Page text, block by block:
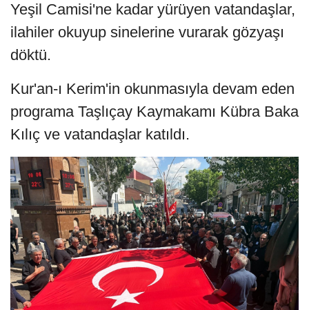
Yeşil Camisi'ne kadar yürüyen vatandaşlar,
ilahiler okuyup sinelerine vurarak gözyaşı
döktü.
Kur'an-ı Kerim'in okunmasıyla devam eden
programa Taşlıçay Kaymakamı Kübra Baka
Kılıç ve vatandaşlar katıldı.